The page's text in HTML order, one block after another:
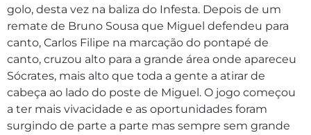
golo, desta vez na baliza do Infesta. Depois de um
remate de Bruno Sousa que Miguel defendeu para
canto, Carlos Filipe na marcação do pontapé de
canto, cruzou alto para a grande área onde apareceu
Sócrates, mais alto que toda a gente a atirar de
cabeça ao lado do poste de Miguel. O jogo começou
a ter mais vivacidade e as oportunidades foram
surgindo de parte a parte mas sempre sem grande